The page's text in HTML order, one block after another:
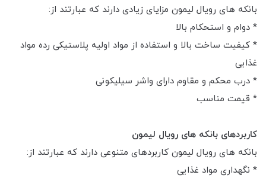
بانکه های رویال لیمون مزایای زیادی دارند که عبارتند از:
* دوام و استحکام بالا
* کیفیت ساخت بالا و استفاده از مواد اولیه پلاستیکی رده مواد
غذایی
* درب محکم و مقاوم دارای واشر سیلیکونی
* قیمت مناسب
کاربردهای بانکه های رویال لیمون
بانکه های رویال لیمون کاربردهای متنوعی دارند که عبارتند از:
* نگهداری مواد غذایی